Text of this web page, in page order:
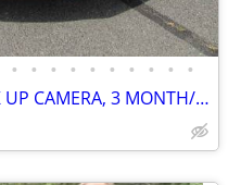
• • • • • • • • • •
2013 NISSAN ALTIMA SL, BACK UP CAMERA, 3 MONTH/3,000 ML POWERTRAIN WTY